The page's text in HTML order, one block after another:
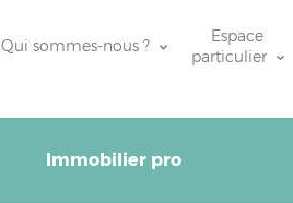
Qui sommes-nous ?
Espace
particulier
Immobilier pro